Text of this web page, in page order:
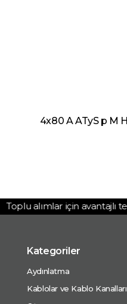
4x80 A ATyS p M
Toplu alımlar için avantajlı
Kategoriler
Aydınlatma
Kablolar ve Kablo Kanalları